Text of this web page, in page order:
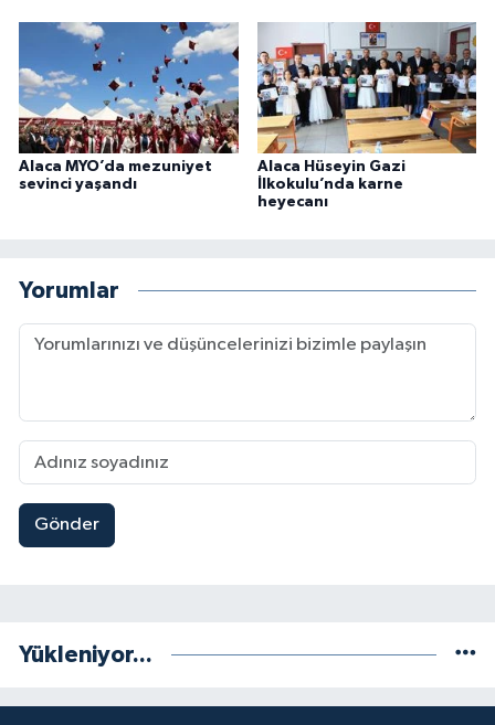
Alaca MYO’da mezuniyet
sevinci yaşandı
Alaca Hüseyin Gazi
İlkokulu’nda karne
heyecanı
Yorumlar
Gönder
Yükleniyor...